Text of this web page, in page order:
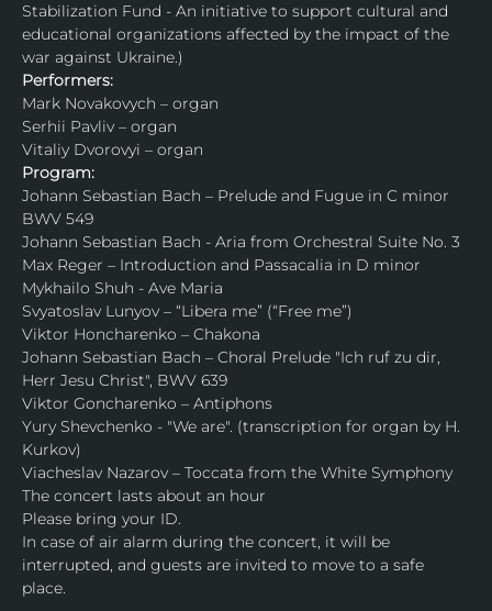
Stabilization Fund - An initiative to support cultural and
educational organizations affected by the impact of the
war against Ukraine.)
Performers:
Mark Novakovych – organ
Serhii Pavliv – organ
Vitaliy Dvorovyi – organ
Program:
Johann Sebastian Bach – Prelude and Fugue in C minor
BWV 549
Johann Sebastian Bach - Aria from Orchestral Suite No. 3
Max Reger – Introduction and Passacalia in D minor
Mykhailo Shuh - Ave Maria
Svyatoslav Lunyov – “Libera me” (“Free me”)
Viktor Honcharenko – Chakona
Johann Sebastian Bach – Choral Prelude "Ich ruf zu dir,
Herr Jesu Christ", BWV 639
Viktor Goncharenko – Antiphons
Yury Shevchenko - "We are". (transcription for organ by H.
Kurkov)
Viacheslav Nazarov – Toccata from the White Symphony
The concert lasts about an hour
Please bring your ID.
In case of air alarm during the concert, it will be
interrupted, and guests are invited to move to a safe
place.